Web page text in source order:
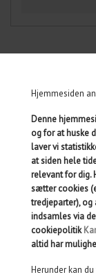
Hjemmesiden
Denne
og for at huske
laver vi
at siden hele
relevant for dig.
sætter cookies
tredjeparter), og
indsamles via
cookiepolitik
altid har
Herunder kan
BABBLARNA